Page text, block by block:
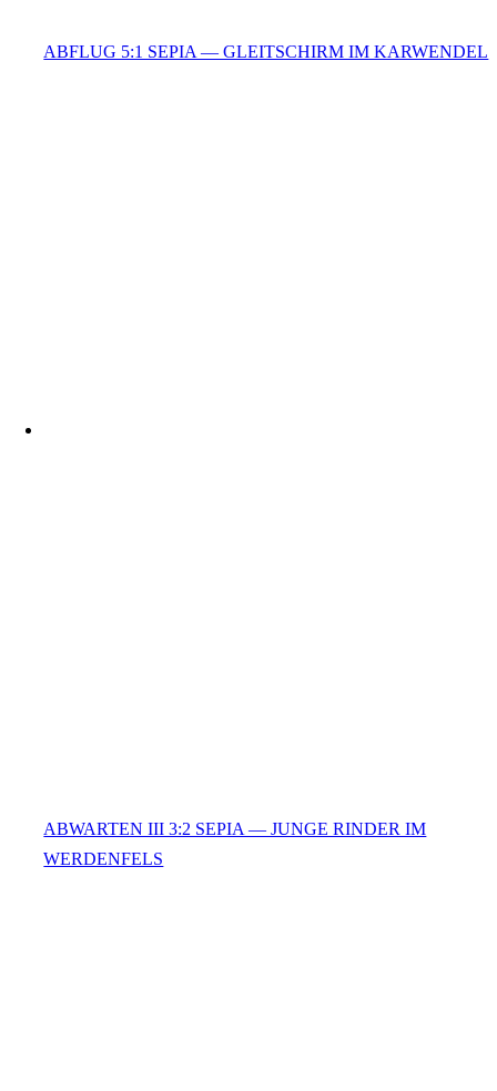
ABFLUG 5:1 SEPIA — GLEITSCHIRM IM KARWENDEL
ABWARTEN III 3:2 SEPIA — JUNGE RINDER IM
WERDENFELS